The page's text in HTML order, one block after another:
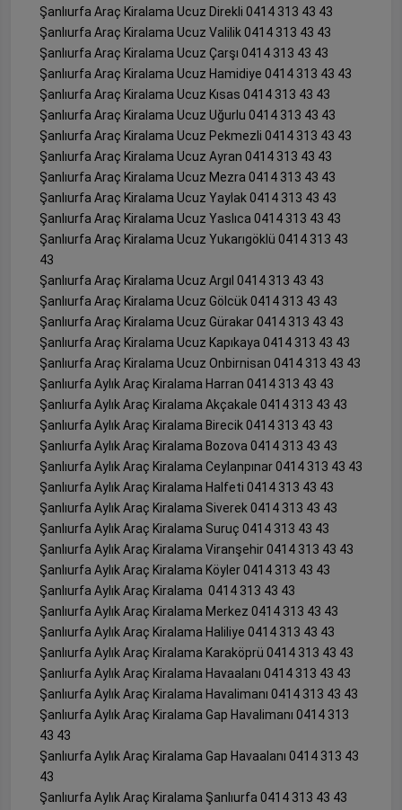
Şanlıurfa Araç Kiralama Ucuz Direkli 0414 313 43 43
Şanlıurfa Araç Kiralama Ucuz Valilik 0414 313 43 43
Şanlıurfa Araç Kiralama Ucuz Çarşı 0414 313 43 43
Şanlıurfa Araç Kiralama Ucuz Hamidiye 0414 313 43 43
Şanlıurfa Araç Kiralama Ucuz Kısas 0414 313 43 43
Şanlıurfa Araç Kiralama Ucuz Uğurlu 0414 313 43 43
Şanlıurfa Araç Kiralama Ucuz Pekmezli 0414 313 43 43
Şanlıurfa Araç Kiralama Ucuz Ayran 0414 313 43 43
Şanlıurfa Araç Kiralama Ucuz Mezra 0414 313 43 43
Şanlıurfa Araç Kiralama Ucuz Yaylak 0414 313 43 43
Şanlıurfa Araç Kiralama Ucuz Yaslıca 0414 313 43 43
Şanlıurfa Araç Kiralama Ucuz Yukarıgöklü 0414 313 43
43
Şanlıurfa Araç Kiralama Ucuz Argıl 0414 313 43 43
Şanlıurfa Araç Kiralama Ucuz Gölcük 0414 313 43 43
Şanlıurfa Araç Kiralama Ucuz Gürakar 0414 313 43 43
Şanlıurfa Araç Kiralama Ucuz Kapıkaya 0414 313 43 43
Şanlıurfa Araç Kiralama Ucuz Onbirnisan 0414 313 43 43
Şanlıurfa Aylık Araç Kiralama Harran 0414 313 43 43
Şanlıurfa Aylık Araç Kiralama Akçakale 0414 313 43 43
Şanlıurfa Aylık Araç Kiralama Birecik 0414 313 43 43
Şanlıurfa Aylık Araç Kiralama Bozova 0414 313 43 43
Şanlıurfa Aylık Araç Kiralama Ceylanpınar 0414 313 43 43
Şanlıurfa Aylık Araç Kiralama Halfeti 0414 313 43 43
Şanlıurfa Aylık Araç Kiralama Siverek 0414 313 43 43
Şanlıurfa Aylık Araç Kiralama Suruç 0414 313 43 43
Şanlıurfa Aylık Araç Kiralama Viranşehir 0414 313 43 43
Şanlıurfa Aylık Araç Kiralama Köyler 0414 313 43 43
Şanlıurfa Aylık Araç Kiralama 0414 313 43 43
Şanlıurfa Aylık Araç Kiralama Merkez 0414 313 43 43
Şanlıurfa Aylık Araç Kiralama Haliliye 0414 313 43 43
Şanlıurfa Aylık Araç Kiralama Karaköprü 0414 313 43 43
Şanlıurfa Aylık Araç Kiralama Havaalanı 0414 313 43 43
Şanlıurfa Aylık Araç Kiralama Havalimanı 0414 313 43 43
Şanlıurfa Aylık Araç Kiralama Gap Havalimanı 0414 313
43 43
Şanlıurfa Aylık Araç Kiralama Gap Havaalanı 0414 313 43
43
Şanlıurfa Aylık Araç Kiralama Şanlıurfa 0414 313 43 43